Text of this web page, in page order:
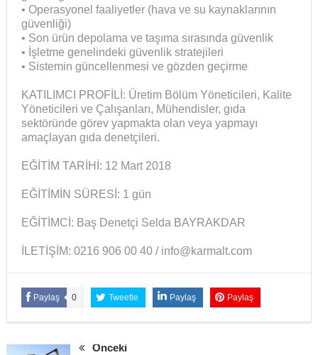
• Operasyonel faaliyetler (hava ve su kaynaklarının
güvenliği)
• Son ürün depolama ve taşıma sırasında güvenlik
• İşletme genelindeki güvenlik stratejileri
• Sistemin güncellenmesi ve gözden geçirme
KATILIMCI PROFİLİ: Üretim Bölüm Yöneticileri, Kalite
Yöneticileri ve Çalışanları, Mühendisler, gıda
sektöründe görev yapmakta olan veya yapmayı
amaçlayan gıda denetçileri.
EĞİTİM TARİHİ: 12 Mart 2018
EĞİTİMİN SÜRESİ: 1 gün
EĞİTİMCİ: Baş Denetçi Selda BAYRAKDAR
İLETİŞİM: 0216 906 00 40 / info@karmalt.com
Paylaş 0 Tweetle Paylaş Paylaş
Önceki